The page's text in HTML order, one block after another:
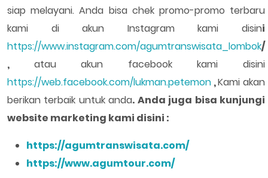
siap melayani. Anda bisa chek promo-promo terbaru
kami di akun Instagram kami disini
https://www.instagram.com/agumtranswisata_lombok/
, atau akun facebook kami disini
https://web.facebook.com/lukman.petemon ,Kami akan
berikan terbaik untuk anda. Anda juga bisa kunjungi
website marketing kami disini :
https://agumtranswisata.com/
https://www.agumtour.com/